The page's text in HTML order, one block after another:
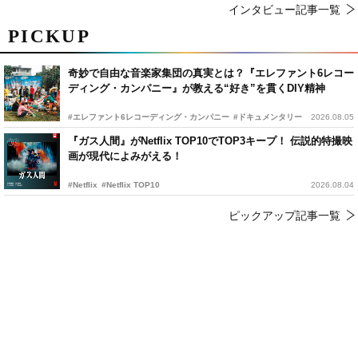
PICKUP
奇妙で自由な音楽家集団の真実とは？『エレファント6レコー
ディング・カンパニー』が教える“好き”を貫くDIY精神
#エレファント6レコーディング・カンパニー #ドキュメンタリー 2026.08.05
『ガス人間』がNetflix TOP10でTOP3キープ！ 伝説的特撮映
画が現代によみがえる！
#Netflix #Netflix TOP10 2026.08.04
ピックアップ記事一覧
インタビュー記事一覧